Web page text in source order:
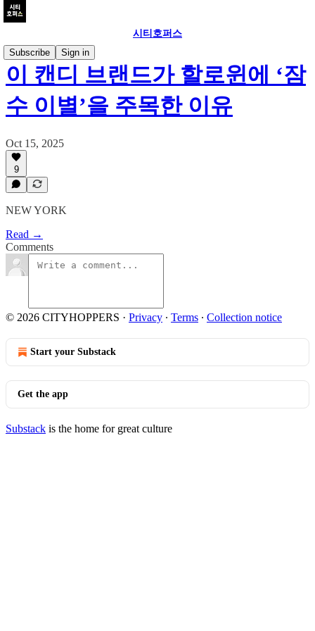
시티호퍼스
Subscribe
Sign in
이 캔디 브랜드가 할로윈에 ‘잠
수 이별’을 주목한 이유
Oct 15, 2025
9
NEW YORK
Read →
Comments
© 2026 CITYHOPPERS · Privacy ∙ Terms ∙ Collection notice
Start your Substack
Get the app
Substack is the home for great culture